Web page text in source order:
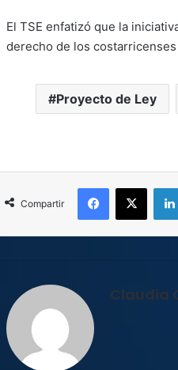
El TSE enfatizó que la
derecho de los
Proyecto de Ley
Compartir
Facebook
X
Claudia